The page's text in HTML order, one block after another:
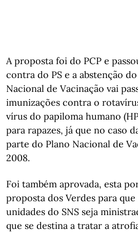
A proposta foi do PCP e
contra do PS e a abstenção
Nacional de Vacinação vai
imunizações contra o
vírus do papiloma humano
para rapazes, já que no caso
parte do Plano Nacional de
2008.
Foi também aprovada, esta
proposta dos Verdes para que
unidades do SNS seja
que se destina a tratar a